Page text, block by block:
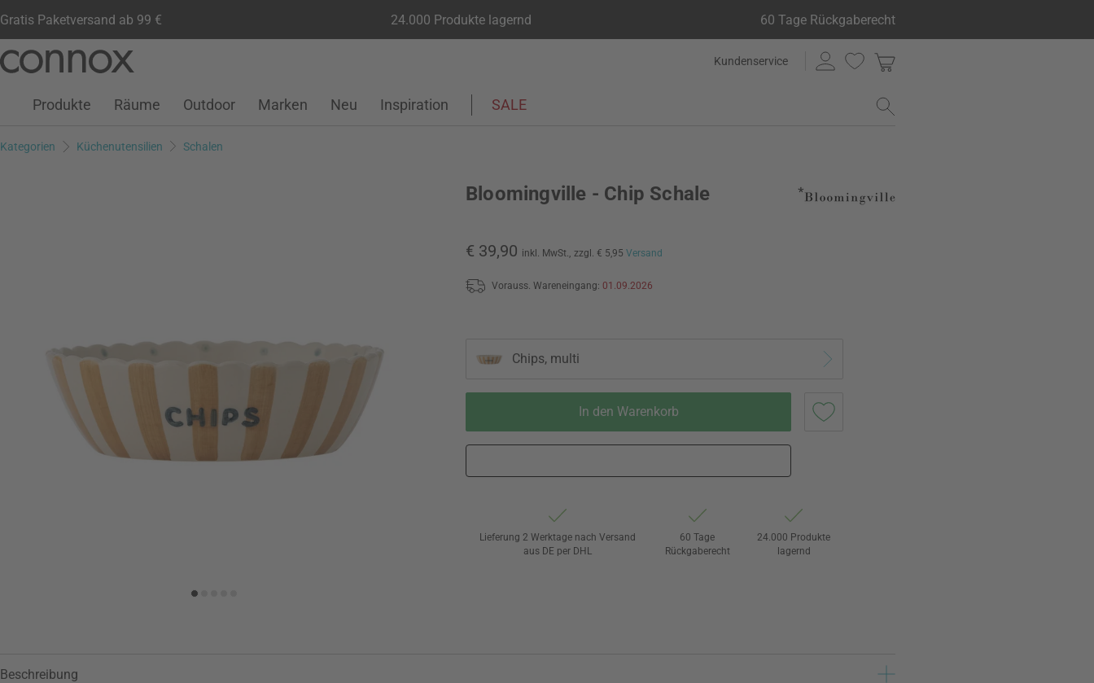
Gratis Paketversand ab 99 € 24.000 Produkte lagernd 60 Tage Rückgaberecht
Seiteninhalt
Suchfeld
Kundenservice
Kundenkonto
Wunschliste
Warenkorb
Produkte Räume Outdoor Marken Neu Inspiration SALE
Kategorien Küchenutensilien Schalen
Bloomingville - Chip Schale
€ 39,90 inkl. MwSt., zzgl. € 5,95 Versand
Vorauss. Wareneingang: 01.09.2026
Chips, multi
In den Warenkorb
Wunschliste hinzufügen
Lieferung 2 Werktage nach Versand
aus DE per DHL
60 Tage
Rückgaberecht
24.000 Produkte
lagernd
Beschreibung